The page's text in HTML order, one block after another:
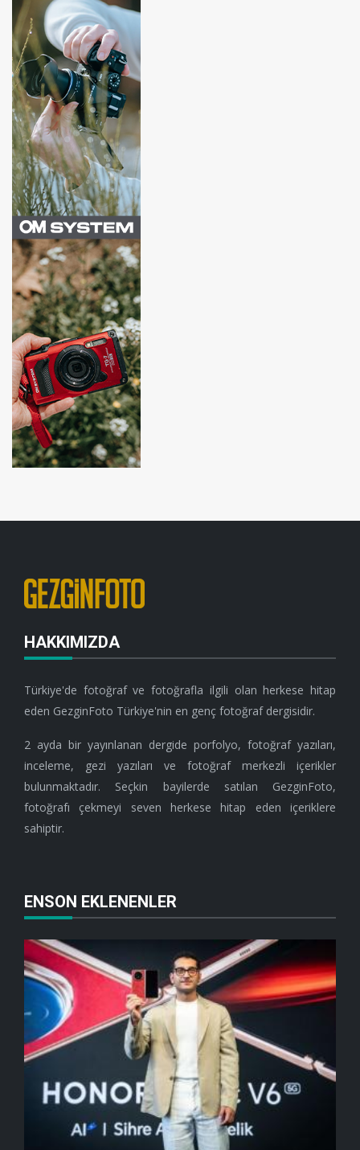
HAKKIMIZDA
Türkiye'de fotoğraf ve fotoğrafla ilgili olan herkese hitap
eden GezginFoto Türkiye'nin en genç fotoğraf dergisidir.
2 ayda bir yayınlanan dergide porfolyo, fotoğraf yazıları,
inceleme, gezi yazıları ve fotoğraf merkezli içerikler
bulunmaktadır. Seçkin bayilerde satılan GezginFoto,
fotoğrafı çekmeyi seven herkese hitap eden içeriklere
sahiptir.
ENSON EKLENENLER